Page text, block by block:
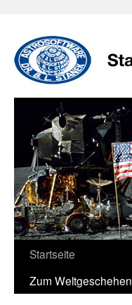
springen
Startseite
Zum Weltgeschehen